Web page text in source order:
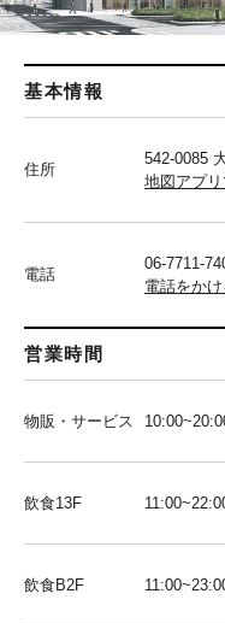
基本情報
住所
542-0085
地図アプ
電話
06-7711-
電話をかけ
営業時間
物販・サービス
飲食13F
飲食B2F